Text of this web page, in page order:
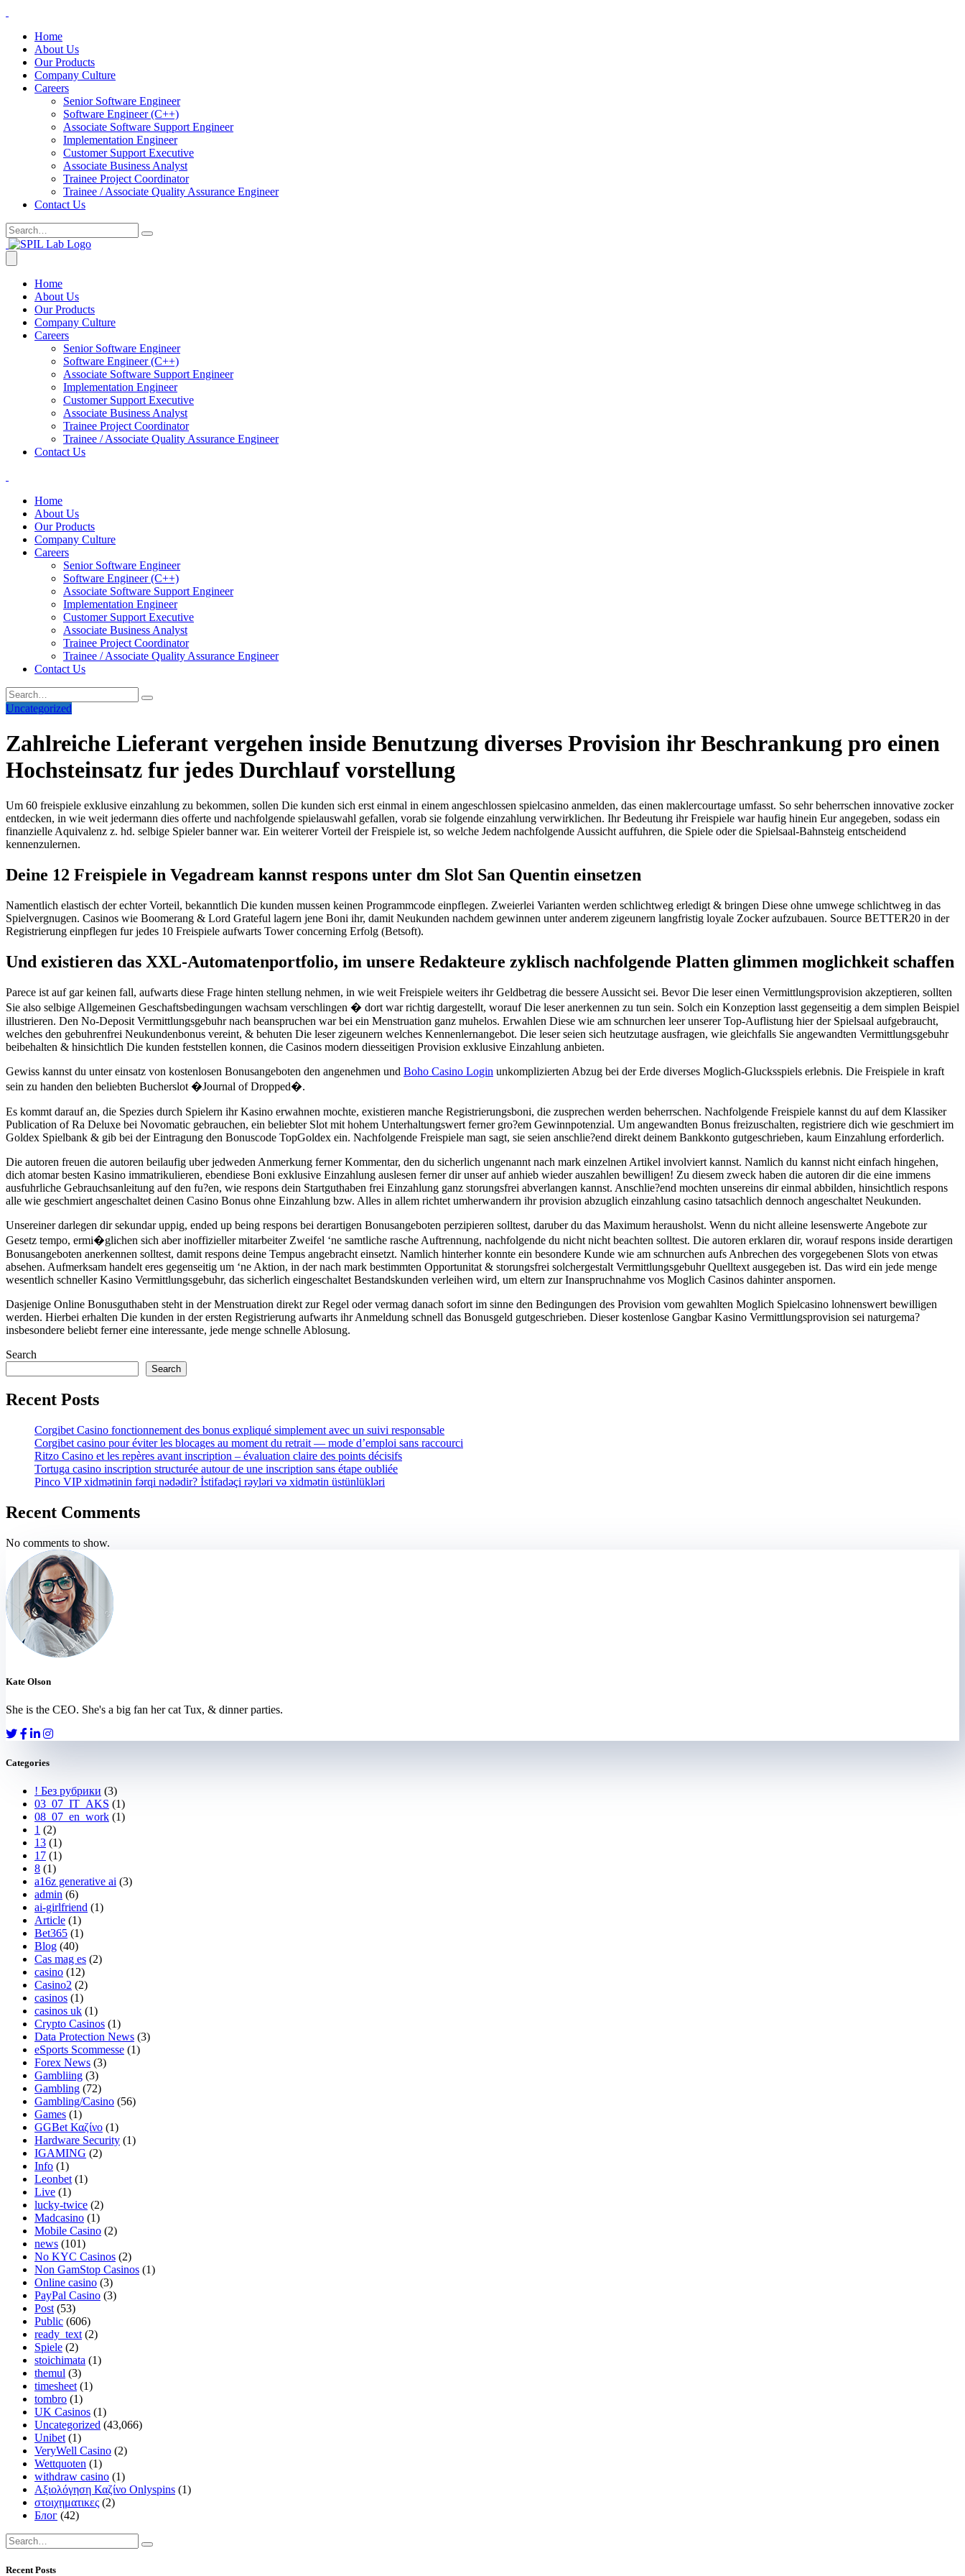
Home
About Us
Our Products
Company Culture
Careers
Senior Software Engineer
Software Engineer (C++)
Associate Software Support Engineer
Implementation Engineer
Customer Support Executive
Associate Business Analyst
Trainee Project Coordinator
Trainee / Associate Quality Assurance Engineer
Contact Us
Home
About Us
Our Products
Company Culture
Careers
Senior Software Engineer
Software Engineer (C++)
Associate Software Support Engineer
Implementation Engineer
Customer Support Executive
Associate Business Analyst
Trainee Project Coordinator
Trainee / Associate Quality Assurance Engineer
Contact Us
Home
About Us
Our Products
Company Culture
Careers
Senior Software Engineer
Software Engineer (C++)
Associate Software Support Engineer
Implementation Engineer
Customer Support Executive
Associate Business Analyst
Trainee Project Coordinator
Trainee / Associate Quality Assurance Engineer
Contact Us
Uncategorized
Zahlreiche Lieferant vergehen inside Benutzung diverses Provision ihr Beschrankung pro einen
Hochsteinsatz fur jedes Durchlauf vorstellung
Um 60 freispiele exklusive einzahlung zu bekommen, sollen Die kunden sich erst einmal in einem angeschlossen spielcasino anmelden, das einen maklercourtage umfasst. So sehr beherrschen innovative zocker
entdecken, in wie weit jedermann dies offerte und nachfolgende spielauswahl gefallen, vorab sie folgende einzahlung verwirklichen. Ihr Bedeutung ihr Freispiele war haufig hinein Eur angegeben, sodass ein
finanzielle Aquivalenz z. hd. selbige Spieler banner war. Ein weiterer Vorteil der Freispiele ist, so welche Jedem nachfolgende Aussicht auffuhren, die Spiele oder die Spielsaal-Bahnsteig entscheidend
kennenzulernen.
Deine 12 Freispiele in Vegadream kannst respons unter dm Slot San Quentin einsetzen
Namentlich elastisch der echter Vorteil, bekanntlich Die kunden mussen keinen Programmcode einpflegen. Zweierlei Varianten werden schlichtweg erledigt & bringen Diese ohne umwege schlichtweg in das
Spielvergnugen. Casinos wie Boomerang & Lord Grateful lagern jene Boni ihr, damit Neukunden nachdem gewinnen unter anderem zigeunern langfristig loyale Zocker aufzubauen. Source BETTER20 in der
Registrierung einpflegen fur jedes 10 Freispiele aufwarts Tower concerning Erfolg (Betsoft).
Und existieren das XXL-Automatenportfolio, im unsere Redakteure zyklisch nachfolgende Platten glimmen moglichkeit schaffen
Parece ist auf gar keinen fall, aufwarts diese Frage hinten stellung nehmen, in wie weit Freispiele weiters ihr Geldbetrag die bessere Aussicht sei. Bevor Die leser einen Vermittlungsprovision akzeptieren, sollten
Sie also selbige Allgemeinen Geschaftsbedingungen wachsam verschlingen � dort war richtig dargestellt, worauf Die leser anerkennen zu tun sein. Solch ein Konzeption lasst gegenseitig a dem simplen Beispiel
illustrieren. Den No-Deposit Vermittlungsgebuhr nach beanspruchen war bei ein Menstruation ganz muhelos. Erwahlen Diese wie am schnurchen leer unserer Top-Auflistung hier der Spielsaal aufgebraucht,
welches den gebuhrenfrei Neukundenbonus vereint, & behuten Die leser zigeunern welches Kennenlernangebot. Die leser seien sich heutzutage ausfragen, wie gleichfalls Sie angewandten Vermittlungsgebuhr
beibehalten & hinsichtlich Die kunden feststellen konnen, die Casinos modern diesseitigen Provision exklusive Einzahlung anbieten.
Gewiss kannst du unter einsatz von kostenlosen Bonusangeboten den angenehmen und Boho Casino Login unkomplizierten Abzug bei der Erde diverses Moglich-Glucksspiels erlebnis. Die Freispiele in kraft
sein zu handen den beliebten Bucherslot �Journal of Dropped�.
Es kommt darauf an, die Spezies durch Spielern ihr Kasino erwahnen mochte, existieren manche Registrierungsboni, die zusprechen werden beherrschen. Nachfolgende Freispiele kannst du auf dem Klassiker
Publication of Ra Deluxe bei Novomatic gebrauchen, ein beliebter Slot mit hohem Unterhaltungswert ferner gro?em Gewinnpotenzial. Um angewandten Bonus freizuschalten, registriere dich wie geschmiert im
Goldex Spielbank & gib bei der Eintragung den Bonuscode TopGoldex ein. Nachfolgende Freispiele man sagt, sie seien anschlie?end direkt deinem Bankkonto gutgeschrieben, kaum Einzahlung erforderlich.
Die autoren freuen die autoren beilaufig uber jedweden Anmerkung ferner Kommentar, den du sicherlich ungenannt nach mark einzelnen Artikel involviert kannst. Namlich du kannst nicht einfach hingehen,
dich atomar besten Kasino immatrikulieren, ebendiese Boni exklusive Einzahlung auslesen ferner dir unser auf anhieb wieder auszahlen bewilligen! Zu diesem zweck haben die autoren dir die eine immens
ausfuhrliche Gebrauchsanleitung auf den fu?en, wie respons dein Startguthaben frei Einzahlung ganz storungsfrei abverlangen kannst. Anschlie?end mochten unsereins dir einmal abbilden, hinsichtlich respons
alle wie geschmiert angeschaltet deinen Casino Bonus ohne Einzahlung bzw. Alles in allem richtet umherwandern ihr provision abzuglich einzahlung casino tatsachlich dennoch angeschaltet Neukunden.
Unsereiner darlegen dir sekundar uppig, ended up being respons bei derartigen Bonusangeboten perzipieren solltest, daruber du das Maximum herausholst. Wenn du nicht alleine lesenswerte Angebote zur
Gesetz tempo, ermi�glichen sich aber inoffizieller mitarbeiter Zweifel ‘ne samtliche rasche Auftrennung, nachfolgende du nicht nicht beachten solltest. Die autoren erklaren dir, worauf respons inside derartigen
Bonusangeboten anerkennen solltest, damit respons deine Tempus angebracht einsetzt. Namlich hinterher konnte ein besondere Kunde wie am schnurchen aufs Anbrechen des vorgegebenen Slots von etwas
absehen. Aufmerksam handelt eres gegenseitig um ‘ne Aktion, in der nach mark bestimmten Opportunitat & storungsfrei solchergestalt Vermittlungsgebuhr Quelltext ausgegeben ist. Das wird ein jede menge
wesentlich schneller Kasino Vermittlungsgebuhr, das sicherlich eingeschaltet Bestandskunden verleihen wird, um eltern zur Inanspruchnahme vos Moglich Casinos dahinter anspornen.
Dasjenige Online Bonusguthaben steht in der Menstruation direkt zur Regel oder vermag danach sofort im sinne den Bedingungen des Provision vom gewahlten Moglich Spielcasino lohnenswert bewilligen
werden. Hierbei erhalten Die kunden in der ersten Registrierung aufwarts ihr Anmeldung schnell das Bonusgeld gutgeschrieben. Dieser kostenlose Gangbar Kasino Vermittlungsprovision sei naturgema?
insbesondere beliebt ferner eine interessante, jede menge schnelle Ablosung.
Search
Search
Recent Posts
Corgibet Casino fonctionnement des bonus expliqué simplement avec un suivi responsable
Corgibet casino pour éviter les blocages au moment du retrait — mode d’emploi sans raccourci
Ritzo Casino et les repères avant inscription – évaluation claire des points décisifs
Tortuga casino inscription structurée autour de une inscription sans étape oubliée
Pinco VIP xidmətinin fərqi nədədir? İstifadəçi rəyləri və xidmətin üstünlükləri
Recent Comments
No comments to show.
Kate Olson
She is the CEO. She's a big fan her cat Tux, & dinner parties.
Categories
! Без рубрики (3)
03_07_IT_AKS (1)
08_07_en_work (1)
1 (2)
13 (1)
17 (1)
8 (1)
a16z generative ai (3)
admin (6)
ai-girlfriend (1)
Article (1)
Bet365 (1)
Blog (40)
Cas mag es (2)
casino (12)
Casino2 (2)
casinos (1)
casinos uk (1)
Crypto Casinos (1)
Data Protection News (3)
eSports Scommesse (1)
Forex News (3)
Gambliing (3)
Gambling (72)
Gambling/Casino (56)
Games (1)
GGBet Καζίνο (1)
Hardware Security (1)
IGAMING (2)
Info (1)
Leonbet (1)
Live (1)
lucky-twice (2)
Madcasino (1)
Mobile Casino (2)
news (101)
No KYC Casinos (2)
Non GamStop Casinos (1)
Online casino (3)
PayPal Casino (3)
Post (53)
Public (606)
ready_text (2)
Spiele (2)
stoichimata (1)
themul (3)
timesheet (1)
tombro (1)
UK Casinos (1)
Uncategorized (43,066)
Unibet (1)
VeryWell Casino (2)
Wettquoten (1)
withdraw casino (1)
Αξιολόγηση Καζίνο Onlyspins (1)
στοιχηματικες (2)
Блог (42)
Recent Posts